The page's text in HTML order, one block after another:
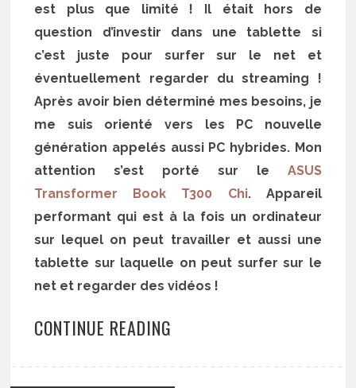
est plus que limité ! Il était hors de
question d’investir dans une tablette si
c’est juste pour surfer sur le net et
éventuellement regarder du streaming !
Après avoir bien déterminé mes besoins, je
me suis orienté vers les PC nouvelle
génération appelés aussi PC hybrides. Mon
attention s’est porté sur le ASUS
Transformer Book T300 Chi. Appareil
performant qui est à la fois un ordinateur
sur lequel on peut travailler et aussi une
tablette sur laquelle on peut surfer sur le
net et regarder des vidéos !
CONTINUE READING